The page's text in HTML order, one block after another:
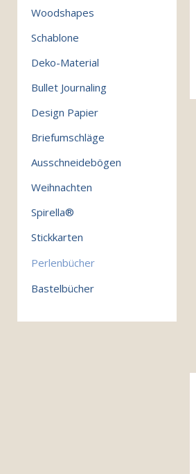
Woodshapes
Schablone
Deko-Material
Bullet Journaling
Design Papier
Briefumschläge
Ausschneidebögen
Weihnachten
Spirella®
Stickkarten
Perlenbücher
Bastelbücher